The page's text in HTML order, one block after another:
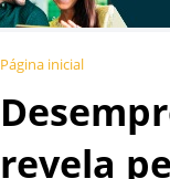
Página inicial
revela